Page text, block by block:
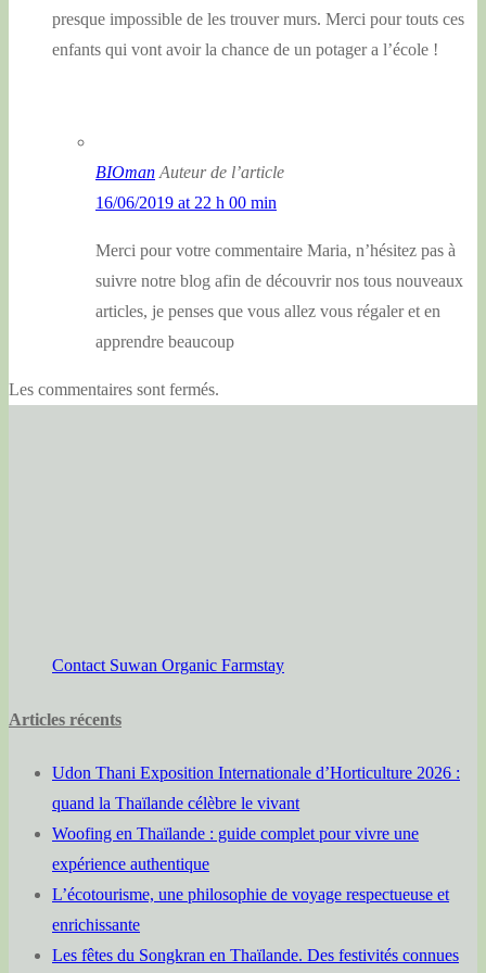
presque impossible de les trouver murs. Merci pour touts ces
enfants qui vont avoir la chance de un potager a l’école !
BIOman Auteur de l’article
16/06/2019 at 22 h 00 min
Merci pour votre commentaire Maria, n’hésitez pas à
suivre notre blog afin de découvrir nos tous nouveaux
articles, je penses que vous allez vous régaler et en
apprendre beaucoup
Les commentaires sont fermés.
Contact Suwan Organic Farmstay
Articles récents
Udon Thani Exposition Internationale d’Horticulture 2026 :
quand la Thaïlande célèbre le vivant
Woofing en Thaïlande : guide complet pour vivre une
expérience authentique
L’écotourisme, une philosophie de voyage respectueuse et
enrichissante
Les fêtes du Songkran en Thaïlande. Des festivités connues